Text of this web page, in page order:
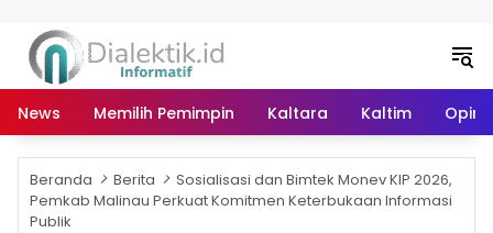
News Memilih Pemimpin Kaltara Kaltim Opini
Beranda Berita
Sosialisasi dan Bimtek Monev KIP 2026,
Pemkab Malinau Perkuat Komitmen Keterbukaan Informasi
Publik